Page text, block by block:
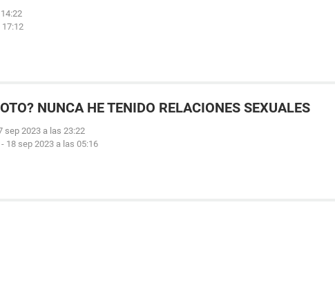
17:12
NUNCA HE TENIDO RELACIONES SEXUALES
sep 2023 a las 23:22
- 18 sep 2023 a las 05:16